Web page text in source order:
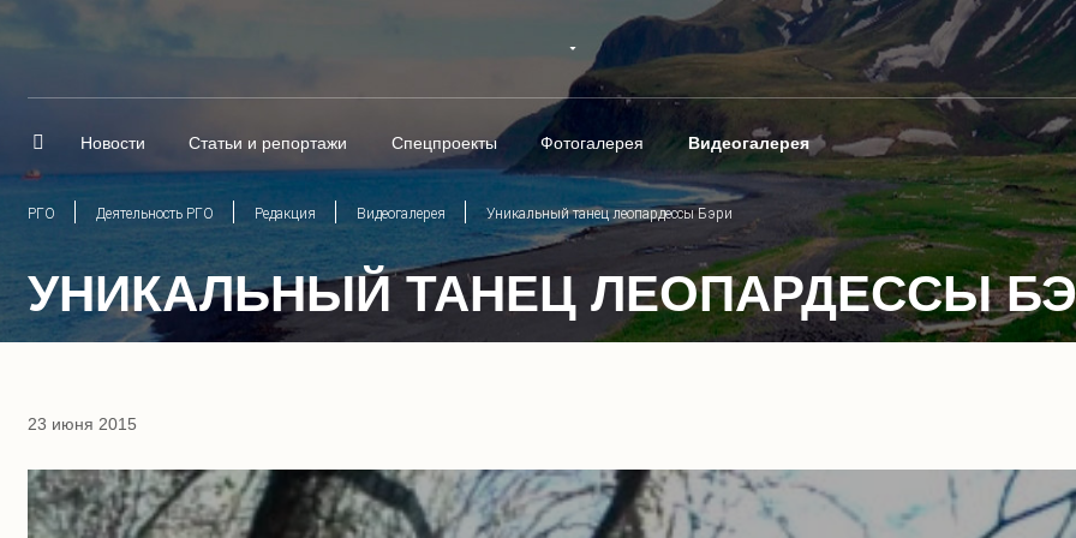
Новости Статьи и репортажи Спецпроекты Фотогалерея Видеогалерея
РГО Деятельность РГО Редакция Видеогалерея Уникальный танец леопардессы Бэри
УНИКАЛЬНЫЙ ТАНЕЦ ЛЕОПАРДЕССЫ
23 июня 2015